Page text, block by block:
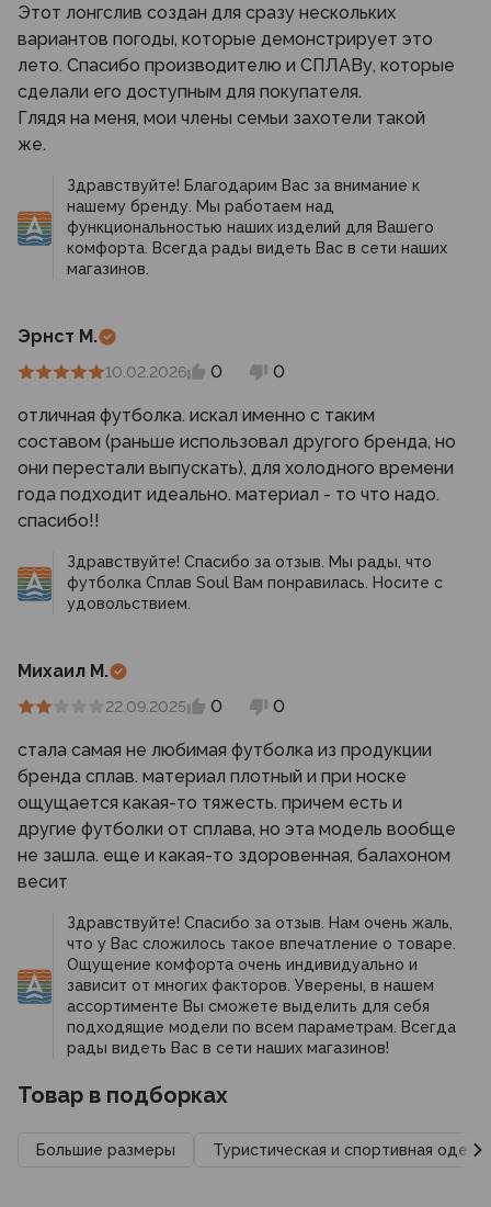
Этот лонгслив создан для сразу нескольких
вариантов погоды, которые демонстрирует это
лето. Спасибо производителю и СПЛАВу, которые
сделали его доступным для покупателя.
Глядя на меня, мои члены семьи захотели такой
же.
Здравствуйте! Благодарим Вас за внимание к
нашему бренду. Мы работаем над
функциональностью наших изделий для Вашего
комфорта. Всегда рады видеть Вас в сети наших
магазинов.
Эрнст М.
10.02.2026 0 0
отличная футболка. искал именно с таким
составом (раньше использовал другого бренда, но
они перестали выпускать), для холодного времени
года подходит идеально. материал - то что надо.
спасибо!!
Здравствуйте! Спасибо за отзыв. Мы рады, что
футболка Сплав Soul Вам понравилась. Носите с
удовольствием.
Михаил М.
22.09.2025 0 0
стала самая не любимая футболка из продукции
бренда сплав. материал плотный и при носке
ощущается какая-то тяжесть. причем есть и
другие футболки от сплава, но эта модель вообще
не зашла. еще и какая-то здоровенная, балахоном
весит
Здравствуйте! Спасибо за отзыв. Нам очень жаль,
что у Вас сложилось такое впечатление о товаре.
Ощущение комфорта очень индивидуально и
зависит от многих факторов. Уверены, в нашем
ассортименте Вы сможете выделить для себя
подходящие модели по всем параметрам. Всегда
рады видеть Вас в сети наших магазинов!
Товар в подборках
Большие размеры Туристическая и спортивная